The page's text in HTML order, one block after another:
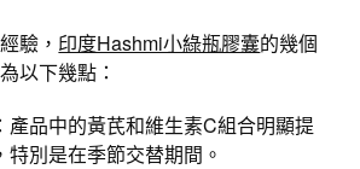
驗， 印度Hashmi小綠瓶膠囊的幾個
以下幾點：
：產品中的黃芪和維生素C組合明顯提
特別是在季節交替期間。